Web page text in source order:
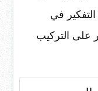
في
على التركيب